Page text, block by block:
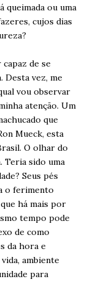
queimada ou uma
cujos dias
de se
Desta vez, me
vou observar
atenção. Um
que
Mueck, esta
O olhar do
Teria sido uma
Seus pés
o ferimento
há mais por
tempo pode
de como
da hora e
ambiente
para